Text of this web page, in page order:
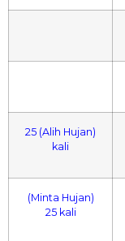
(Alih Hujan) 25
kali
(Minta Hujan)
25 kali